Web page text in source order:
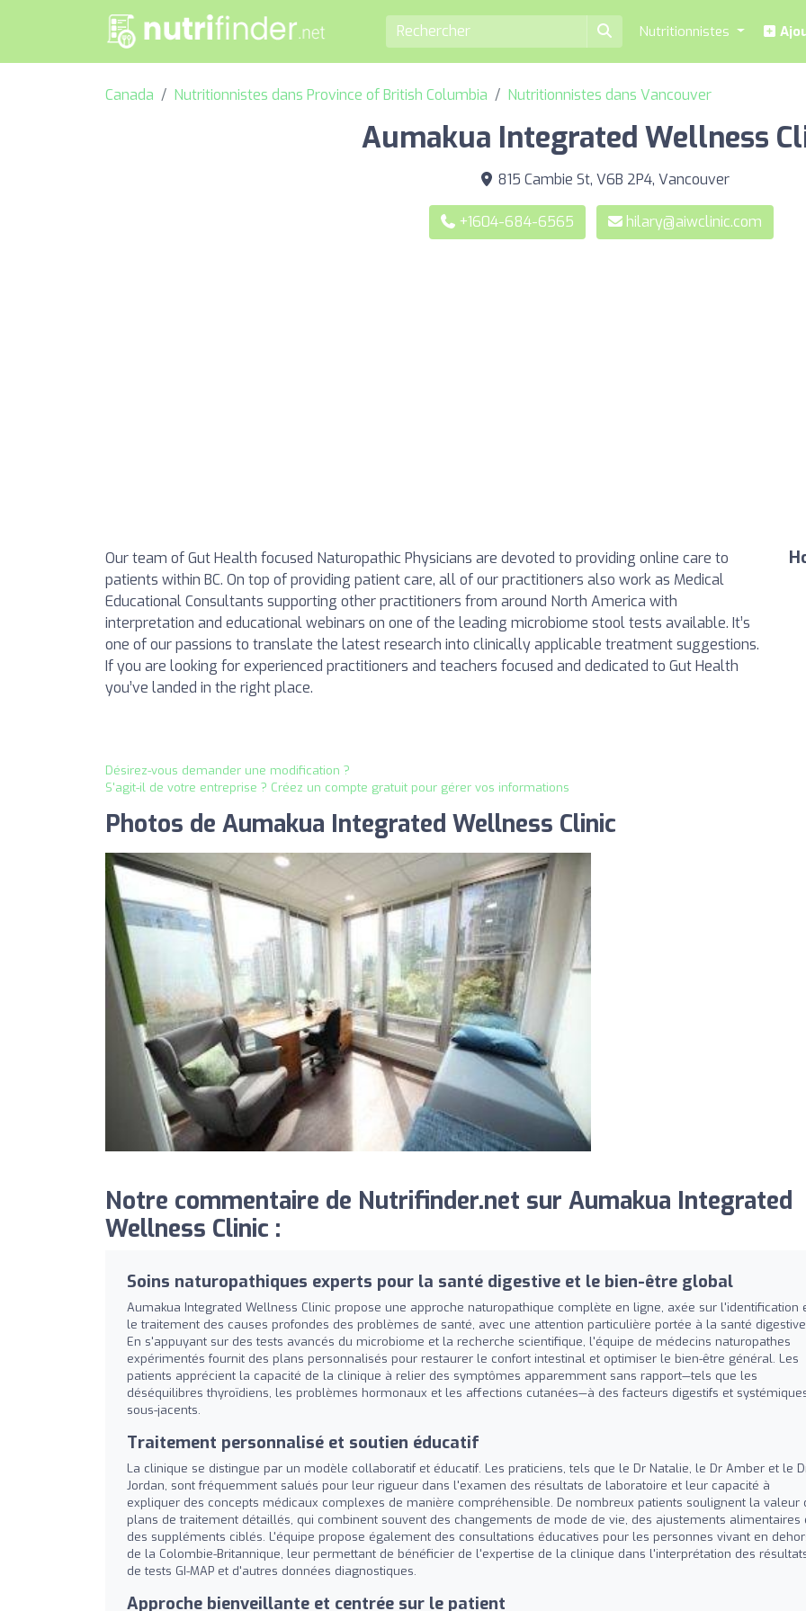
Nutritionnistes
Canada Nutritionnistes dans Province of British Columbia Nutritionnistes dans Vancouver
Aumakua Integrated Wellness
815 Cambie St, V6B 2P4, Vancouver
+1604-684-6565 hilary@aiwclinic.com
Our team of Gut Health focused Naturopathic Physicians are devoted to providing online care to
patients within BC. On top of providing patient care, all of our practitioners also work as Medical
Educational Consultants supporting other practitioners from around North America with
interpretation and educational webinars on one of the leading microbiome stool tests available. It’s
one of our passions to translate the latest research into clinically applicable treatment suggestions.
If you are looking for experienced practitioners and teachers focused and dedicated to Gut Health
you’ve landed in the right place.
Désirez-vous demander une modification ?
S'agit-il de votre entreprise ? Créez un compte gratuit pour gérer vos informations
Photos de Aumakua Integrated Wellness Clinic
Notre commentaire de Nutrifinder.net sur Aumakua Integrated
Wellness Clinic :
Soins naturopathiques experts pour la santé digestive et le bien-être global
Aumakua Integrated Wellness Clinic propose une approche naturopathique complète en ligne, axée sur l'identification
le traitement des causes profondes des problèmes de santé, avec une attention particulière portée à la santé
En s'appuyant sur des tests avancés du microbiome et la recherche scientifique, l'équipe de médecins naturopathes
expérimentés fournit des plans personnalisés pour restaurer le confort intestinal et optimiser le bien-être général. Les
patients apprécient la capacité de la clinique à relier des symptômes apparemment sans rapport—tels que les
déséquilibres thyroïdiens, les problèmes hormonaux et les affections cutanées—à des facteurs digestifs et
sous-jacents.
Traitement personnalisé et soutien éducatif
La clinique se distingue par un modèle collaboratif et éducatif. Les praticiens, tels que le Dr Natalie, le Dr Amber et le
Jordan, sont fréquemment salués pour leur rigueur dans l'examen des résultats de laboratoire et leur capacité à
expliquer des concepts médicaux complexes de manière compréhensible. De nombreux patients soulignent la valeur
plans de traitement détaillés, qui combinent souvent des changements de mode de vie, des ajustements alimentaires
des suppléments ciblés. L'équipe propose également des consultations éducatives pour les personnes vivant en
de la Colombie-Britannique, leur permettant de bénéficier de l'expertise de la clinique dans l'interprétation des
de tests GI-MAP et d'autres données diagnostiques.
Approche bienveillante et centrée sur le patient